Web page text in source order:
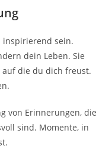
inspirierend sein.
dein Leben. Sie
die du dich freust.
von Erinnerungen, die
sind. Momente, in